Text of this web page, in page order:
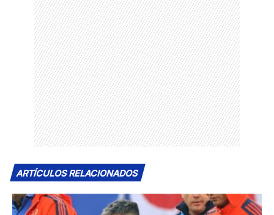
ARTÍCULOS RELACIONADOS